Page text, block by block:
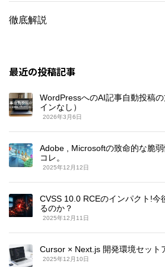
徹底解説
最近の投稿記事
WordPressへのAI記事自動投稿
インなし）
2026年3月6日
Adobe , Microsoftの致命的な脆
コレ。
2025年12月12日
CVSS 10.0 RCEのインパクト!今
るのか？
2025年12月11日
Cursor × Next.js 開発環境セット
2025年12月10日